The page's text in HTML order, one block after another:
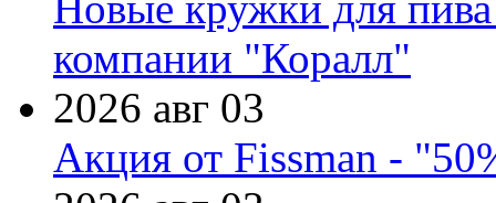
компании "Коралл"
2026 авг 03
Акция от Fissman -